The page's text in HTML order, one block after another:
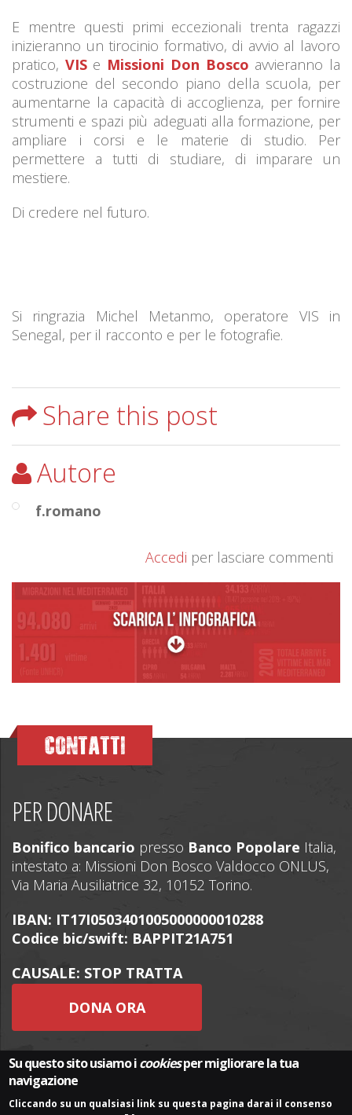
E mentre questi primi eccezionali trenta ragazzi
inizieranno un tirocinio formativo, di avvio al lavoro
pratico, VISe Missioni Don Bosco avvieranno la
costruzione del secondo piano della scuola, per
aumentarne la capacità di accoglienza, per fornire
strumenti e spazi più adeguati alla formazione, per
ampliare i corsi e le materie di studio. Per
permettere a tutti di studiare, di imparare un
mestiere.
Di credere nel futuro.
Si ringrazia Michel Metanmo, operatore VIS in
Senegal, per il racconto e per le fotografie.
Share this post
Autore
f.romano
Accedi per lasciare commenti
CONTATTI
PER DONARE
Bonifico bancario presso Banco Popolare Italia,
intestato a: Missioni Don Bosco Valdocco ONLUS,
Via Maria Ausiliatrice 32, 10152 Torino.
IBAN: IT17I0503401005000000010288
Codice bic/swift: BAPPIT21A751
CAUSALE: STOP TRATTA
DONA ORA
Su questo sito usiamo icookiesper migliorare la tua
navigazione
Cliccando su un qualsiasi link su questa pagina darai il consenso